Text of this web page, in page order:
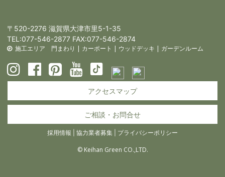
〒520-2276 滋賀県大津市里5-1-35
TEL:077-546-2877 FAX:077-546-2874
施工エリア 門まわり | カーポート | ウッドデッキ | ガーデンルーム
アクセスマップ
ご相談・お問合せ
採用情報 協力業者募集 プライバシーポリシー
© Keihan Green CO.,LTD.